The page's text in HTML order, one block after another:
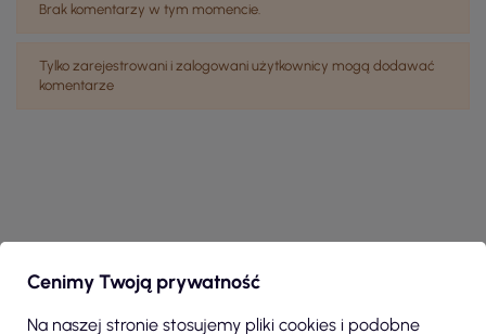
Brak komentarzy w tym momencie.
Tylko zarejestrowani i zalogowani użytkownicy mogą dodawać
komentarze
Cenimy Twoją prywatność
Na naszej stronie stosujemy pliki cookies i podobne